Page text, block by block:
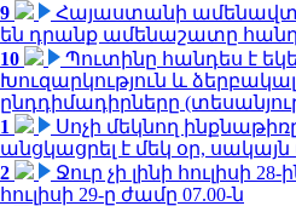
9
Հայաստանի
են դրանք ամենաշատը
10
Պուտինը հանդես է
Խուզարկություն և
ընդդիմադիրները
1
Սոչի մեկնող
անցկացրել է մեկ օր, սակայն
2
Ջուր չի լինի հուլիսի
հուլիսի 29-ը ժամը 07.00-ն